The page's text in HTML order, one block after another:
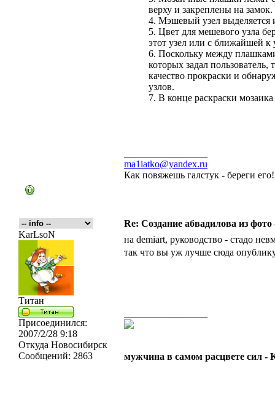
верху и закреплены на замок.
4. Мэшевый узел выделяется
5. Цвет для мешевого узла
этот узел или с ближайшей к
6. Поскольку между
которых задал
качество прокраски и
узлов.
7. В конце раскраски
ma1iatko@yandex.ru
Как повяжешь галстук - береги
Re: Создание абвадилова из
KarLsoN
Титан
Присоединился:
2007/2/28 9:18
Откуда Новосибирск
Сообщений: 2863
на demiart, руководство - стадо
так что вы уж лучше сюда
мужчина в самом расцвете сил -